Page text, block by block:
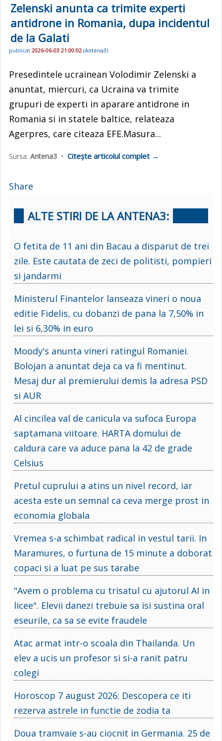
Zelenski anunta ca trimite experti
antidrone in Romania, dupa incidentul
de la Galati
publicat 2026-06-03 21:00:02 (Antena3)
Presedintele ucrainean Volodimir Zelenski a
anuntat, miercuri, ca Ucraina va trimite
grupuri de experti in aparare antidrone in
Romania si in statele baltice, relateaza
Agerpres, care citeaza EFE.Masura...
Sursa: Antena3 • Citește articolul complet →
Share
ALTE STIRI DE LA ANTENA3:
O fetita de 11 ani din Bacau a disparut de trei
zile. Este cautata de zeci de politisti, pompieri
si jandarmi
Ministerul Finantelor lanseaza vineri o noua
editie Fidelis, cu dobanzi de pana la 7,50% in
lei si 6,30% in euro
Moody's anunta vineri ratingul Romaniei.
Bolojan a anuntat deja ca va fi mentinut.
Mesaj dur al premierului demis la adresa PSD
si AUR
Al cincilea val de canicula va sufoca Europa
saptamana viitoare. HARTA domului de
caldura care va aduce pana la 42 de grade
Celsius
Pretul cuprului a atins un nivel record, iar
acesta este un semnal ca ceva merge prost in
economia globala
Vremea s-a schimbat radical in vestul tarii. In
Maramures, o furtuna de 15 minute a doborat
copaci si a luat pe sus tarabe
"Avem o problema cu trisatul cu ajutorul AI in
licee". Elevii danezi trebuie sa isi sustina oral
eseurile, ca sa se evite fraudele
Atac armat intr-o scoala din Thailanda. Un
elev a ucis un profesor si si-a ranit patru
colegi
Horoscop 7 august 2026: Descopera ce iti
rezerva astrele in functie de zodia ta
Doua tramvaie s-au ciocnit in Germania. 25 de